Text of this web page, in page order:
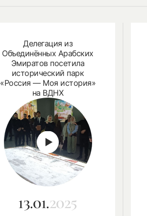
Делегация из
Объединённых Арабских
Эмиратов посетила
исторический парк
«Россия — Моя история»
на ВДНХ
13.01.2025